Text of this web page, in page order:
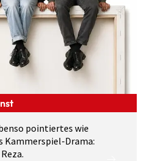
pointiertes wie
Kammerspiel-Drama: